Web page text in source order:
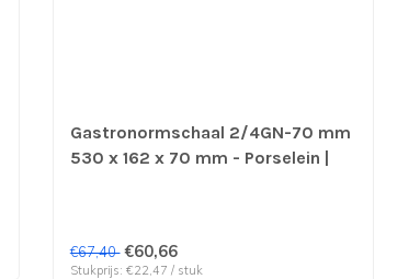
Gastronormschaal 2/4GN-70 mm
530 x 162 x 70 mm - Porselein |
€67,40 €60,66
Stukprijs: €22,47 / stuk